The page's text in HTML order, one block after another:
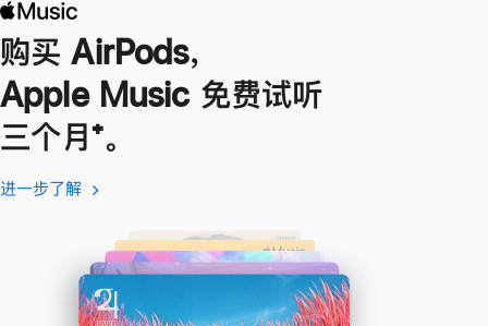
购买 AirPods，
Apple Music 免费试听
三个月脚
注
⁺。
进一步了解 进
了
解
(在
口
中